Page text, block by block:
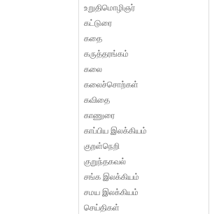
உறுதிமொழிஞர்
கட்டுரை
கதை
கருத்தரங்கம்
கலை
கலைச்சொற்கள்
கவிதை
காணுரை
காப்பிய இலக்கியம்
குறள்நெறி
குறுந்தகவல்
சங்க இலக்கியம்
சமய இலக்கியம்
செய்திகள்